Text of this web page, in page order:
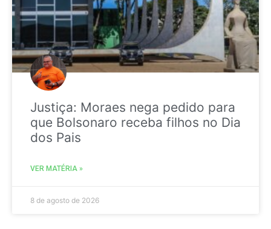
Justiça: Moraes nega pedido para
que Bolsonaro receba filhos no Dia
dos Pais
VER MATÉRIA »
8 de agosto de 2026